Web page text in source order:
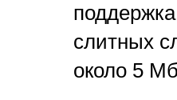
слитных
около 5